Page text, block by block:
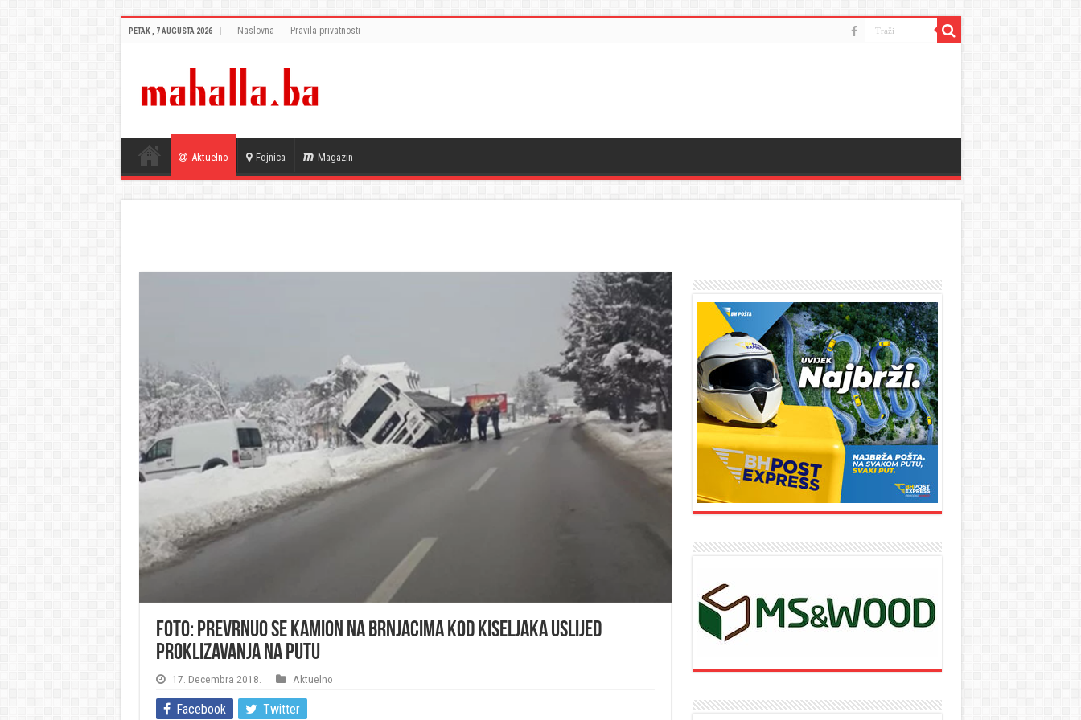
PETAK , 7 AUGUSTA 2026 Naslovna Pravila privatnosti
Aktuelno Fojnica Magazin
FOTO: Prevrnuo se kamion na Brnjacima kod Kiseljaka uslijed
proklizavanja na putu
17. Decembra 2018. Aktuelno
Facebook Twitter